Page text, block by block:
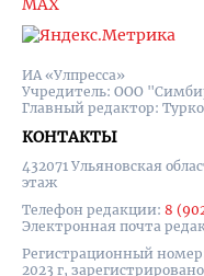
ИА «Улпресса»
Учредитель: ООО
Главный редактор:
КОНТАКТЫ
432071 Ульяновская
этаж
Телефон редакции: 8
Электронная почта
Регистрационный
2023 г,
MAX